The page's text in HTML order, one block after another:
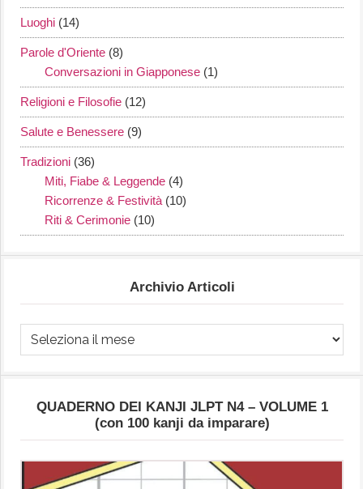
Luoghi (14)
Parole d'Oriente (8)
Conversazioni in Giapponese (1)
Religioni e Filosofie (12)
Salute e Benessere (9)
Tradizioni (36)
Miti, Fiabe & Leggende (4)
Ricorrenze & Festività (10)
Riti & Cerimonie (10)
Archivio Articoli
Archivio
Articoli
QUADERNO DEI KANJI JLPT N4 – VOLUME 1
(con 100 kanji da imparare)